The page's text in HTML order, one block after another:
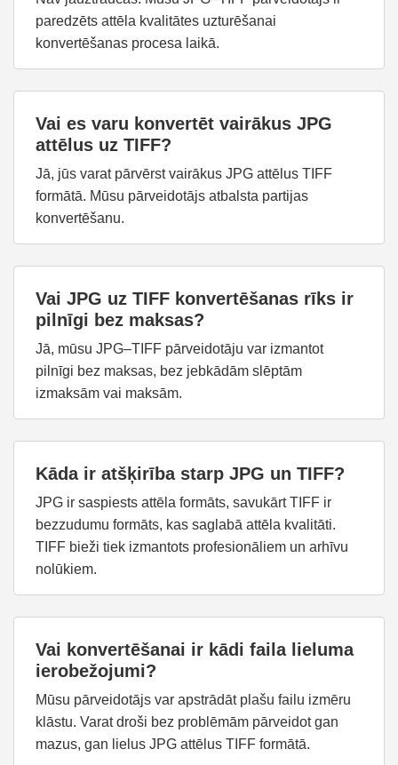
paredzēts attēla kvalitātes uzturēšanai
konvertēšanas procesa laikā.
Vai es varu konvertēt vairākus JPG
attēlus uz TIFF?
Jā, jūs varat pārvērst vairākus JPG attēlus TIFF
formātā. Mūsu pārveidotājs atbalsta partijas
konvertēšanu.
Vai JPG uz TIFF konvertēšanas rīks ir
pilnīgi bez maksas?
Jā, mūsu JPG–TIFF pārveidotāju var izmantot
pilnīgi bez maksas, bez jebkādām slēptām
izmaksām vai maksām.
Kāda ir atšķirība starp JPG un TIFF?
JPG ir saspiests attēla formāts, savukārt TIFF ir
bezzudumu formāts, kas saglabā attēla kvalitāti.
TIFF bieži tiek izmantots profesionāliem un arhīvu
nolūkiem.
Vai konvertēšanai ir kādi faila lieluma
ierobežojumi?
Mūsu pārveidotājs var apstrādāt plašu failu izmēru
klāstu. Varat droši bez problēmām pārveidot gan
mazus, gan lielus JPG attēlus TIFF formātā.